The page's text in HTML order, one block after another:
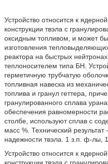
Устройство относится к
конструкции твэла с
оксидным топливом, и может
изготовления
реактора на быстрых
теплоносителем типа БН.
герметичную трубчатую
топливная навеска из
топлива и гранул геттера,
гранулированного сплава
обеспечения равномерности
столбе, используют сплав с
масс %. Технический
надежности твэла. 1 з.п. ф-лы,
Устройство относится к